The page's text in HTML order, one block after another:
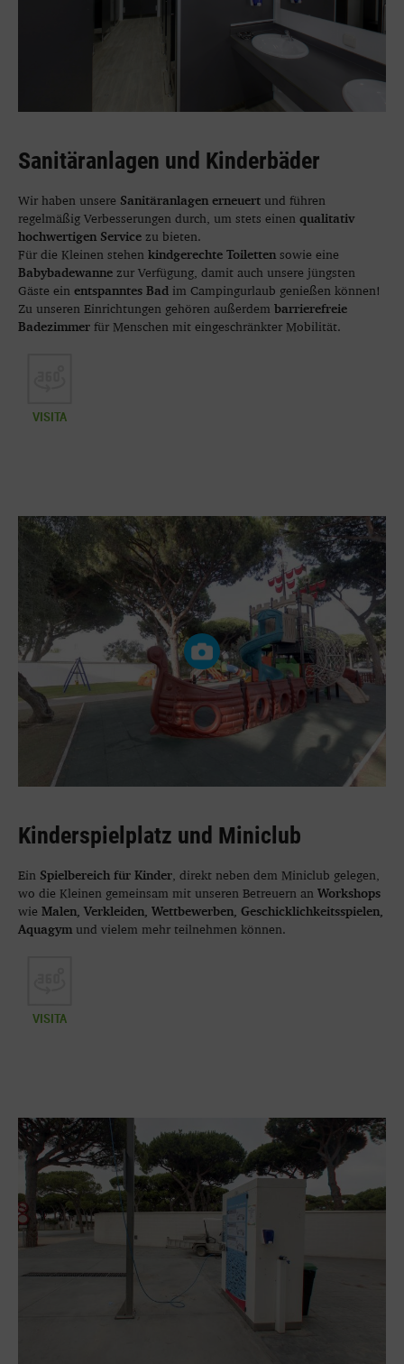
Sanitäranlagen und Kinderbäder
Wir haben unsere Sanitäranlagen erneuert und führen
regelmäßig Verbesserungen durch, um stets einen qualitativ
hochwertigen Service zu bieten.
Für die Kleinen stehen kindgerechte Toiletten sowie eine
Babybadewanne zur Verfügung, damit auch unsere jüngsten
Gäste ein entspanntes Bad im Campingurlaub genießen können!
Zu unseren Einrichtungen gehören außerdem barrierefreie
Badezimmer für Menschen mit eingeschränkter Mobilität.
VISITA
Kinderspielplatz und Miniclub
Ein Spielbereich für Kinder , direkt neben dem Miniclub gelegen,
wo die Kleinen gemeinsam mit unseren Betreuern an Workshops
wie Malen, Verkleiden, Wettbewerben, Geschicklichkeitsspielen,
Aquagym und vielem mehr teilnehmen können.
VISITA